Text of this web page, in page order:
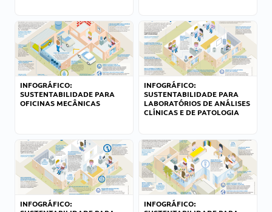
INFOGRÁFICO:
SUSTENTABILIDADE PARA
OFICINAS MECÂNICAS
INFOGRÁFICO:
SUSTENTABILIDADE PARA
LABORATÓRIOS DE ANÁLISES
CLÍNICAS E DE PATOLOGIA
INFOGRÁFICO:
INFOGRÁFICO: